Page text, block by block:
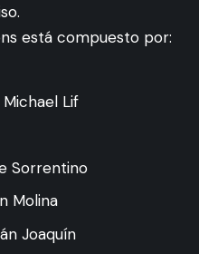
está compuesto por:
Lif
Sorrentino
Molina
Joaquín